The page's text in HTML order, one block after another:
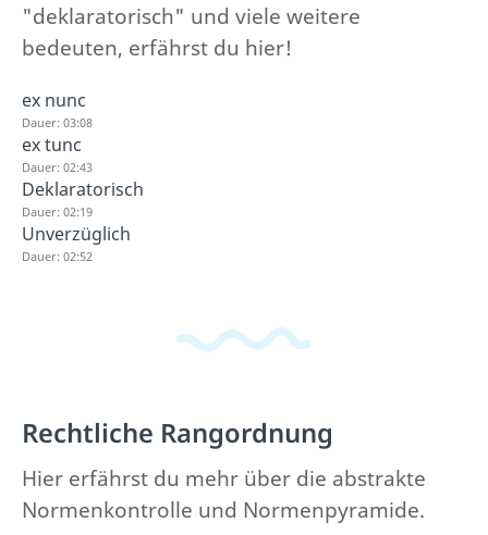
"deklaratorisch" und viele weitere
bedeuten, erfährst du hier!
ex nunc
Dauer: 03:08
ex tunc
Dauer: 02:43
Deklaratorisch
Dauer: 02:19
Unverzüglich
Dauer: 02:52
Rechtliche Rangordnung
Hier erfährst du mehr über die abstrakte
Normenkontrolle und Normenpyramide.